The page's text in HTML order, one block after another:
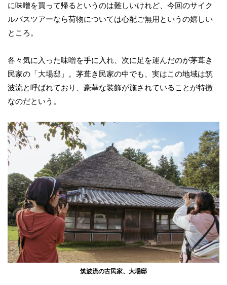
に味噌を買って帰るというのは難しいけれど、今回のサイク
ルバスツアーなら荷物については心配ご無用というの嬉しい
ところ。
各々気に入った味噌を手に入れ、次に足を運んだのが茅葺き
民家の「大場邸」。茅葺き民家の中でも、実はこの地域は筑
波流と呼ばれており、豪華な装飾が施されていることが特徴
なのだという。
筑波流の古民家、大場邸